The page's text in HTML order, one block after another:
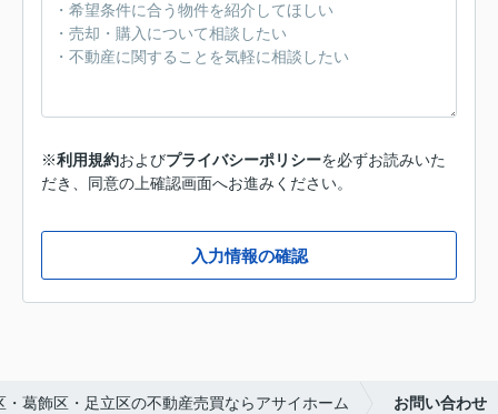
※利用規約およびプライバシーポリシーを必ずお読みいた
だき、同意の上確認画面へお進みください。
入力情報の確認
・葛飾区・足立区の不動産売買ならアサイホーム お問い合わせ